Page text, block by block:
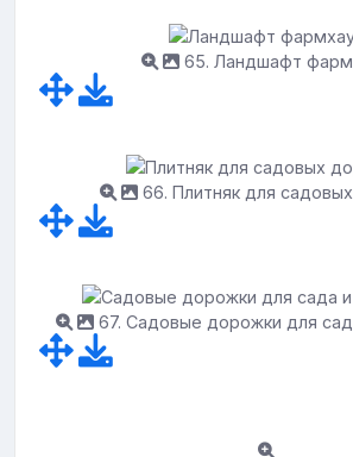
65. Ландшафт
66. Плитняк для
67. Садовые дорожки для